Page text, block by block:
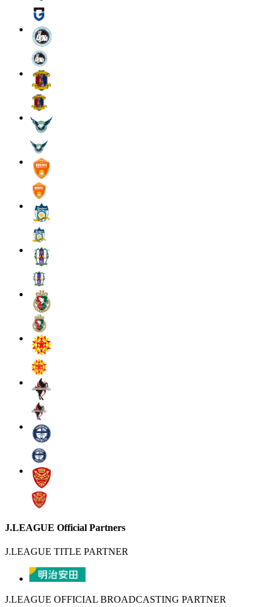
J.LEAGUE Official Partners
J.LEAGUE TITLE PARTNER
J.LEAGUE OFFICIAL BROADCASTING PARTNER